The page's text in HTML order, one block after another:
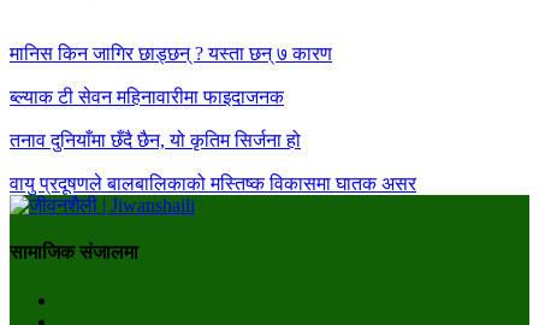
मानिस किन जागिर छाड्छन् ? यस्ता छन् ७ कारण
ब्ल्याक टी सेवन महिनावारीमा फाइदाजनक
तनाव दुनियाँमा छँदै छैन, यो कृतिम सिर्जना हो
वायु प्रदूषणले बालबालिकाको मस्तिष्क विकासमा घातक असर
सामाजिक संजालमा